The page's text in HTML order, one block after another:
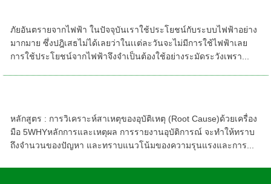
ภัยอันตรายจากไฟฟ้า ในปัจจุบันเราใช้ประโยชน์กับระบบไฟฟ้าอย่าง
มากมาย ซึ่งปฎิเสธไม่ได้เลยว่าในเเต่ละวันจะไม่มีการใช้ไฟฟ้าเลย
การใช้ประโยชน์จากไฟฟ้าจึงจำเป็นต้องใช้อย่างระมัดระวังเพรา...
หลักสูตร : การวิเคราะห์สาเหตุของอุบัติเหตุ (Root Cause)ด้วยเครื่อง
มือ 5WHYหลักการและเหตุผล การรายงานอุบัติการณ์ จะทำให้ทราบ
ถึงจำนวนของปัญหา และทราบแนวโน้มของความรุนแรงและการ...